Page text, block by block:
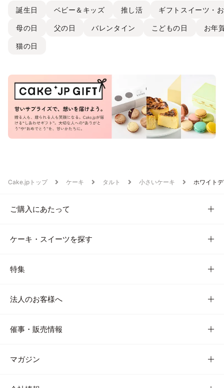
誕生日 ベビー＆キッズ 推し活 ギフトスイーツ・
母の日 父の日 バレンタイン こどもの日 お年
猫の日
Cake.jpトップ ケーキ タルト 小さいケーキ ホワイト
ご購入にあたって
ケーキ・スイーツを探す
特集
法人のお客様へ
催事・販売情報
マガジン